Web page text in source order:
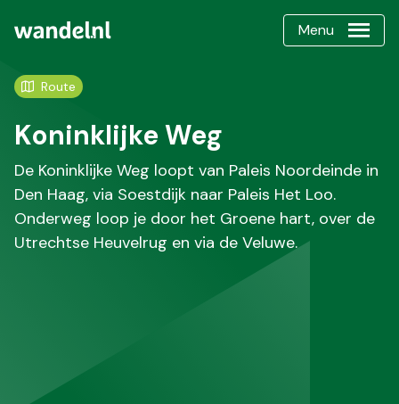
Menu
Route
Koninklijke Weg
De Koninklijke Weg loopt van Paleis Noordeinde in
Den Haag, via Soestdijk naar Paleis Het Loo.
Onderweg loop je door het Groene hart, over de
Utrechtse Heuvelrug en via de Veluwe.